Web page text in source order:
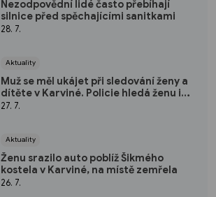
Nezodpovědní lidé často přebíhají
silnice před spěchajícími sanitkami
28. 7.
Aktuality
Muž se měl ukájet při sledování ženy a
dítěte v Karviné. Policie hledá ženu i
svědky
27. 7.
Aktuality
Ženu srazilo auto poblíž Šikmého
kostela v Karviné, na místě zemřela
26. 7.